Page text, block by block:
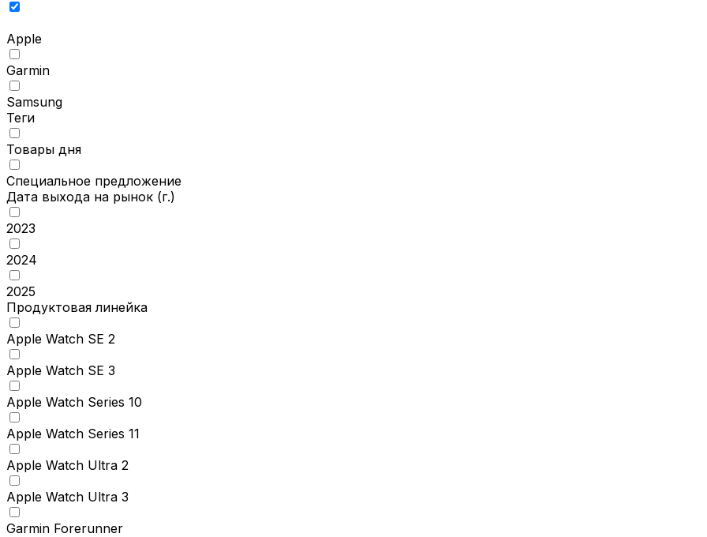
Apple
Garmin
Samsung
Теги
Товары дня
Специальное предложение
Дата выхода на рынок (г.)
2023
2024
2025
Продуктовая линейка
Apple Watch SE 2
Apple Watch SE 3
Apple Watch Series 10
Apple Watch Series 11
Apple Watch Ultra 2
Apple Watch Ultra 3
Garmin Forerunner